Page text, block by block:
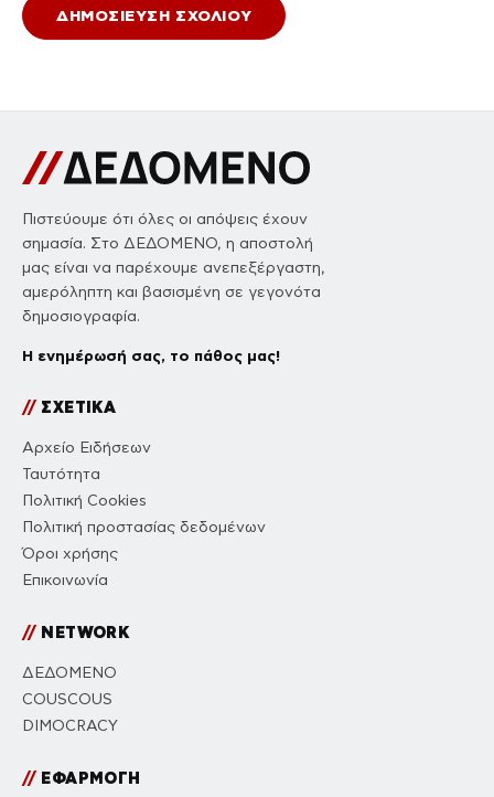
Πιστεύουμε ότι όλες οι απόψεις έχουν
σημασία. Στο ΔΕΔΟΜΕΝΟ, η αποστολή
μας είναι να παρέχουμε ανεπεξέργαστη,
αμερόληπτη και βασισμένη σε γεγονότα
δημοσιογραφία.
Η ενημέρωσή σας, το πάθος μας!
//ΣΧΕΤΙΚΑ
Αρχείο Ειδήσεων
Ταυτότητα
Πολιτική Cookies
Πολιτική προστασίας δεδομένων
Όροι χρήσης
Επικοινωνία
//NETWORK
ΔΕΔΟΜΕΝΟ
COUSCOUS
DIMOCRACY
//ΕΦΑΡΜΟΓΗ